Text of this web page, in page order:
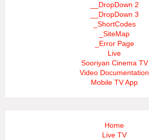
__DropDown 2
__DropDown 3
_ShortCodes
_SiteMap
_Error Page
Live
Sooriyan Cinema TV
Video Documentation
Mobile TV App
Home
Live TV